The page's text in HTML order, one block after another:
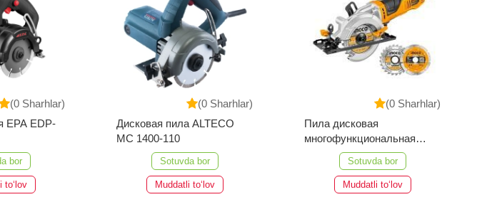
(0 Sharhlar)
EPA EDP-
bor
to‘lov
(0 Sharhlar)
Дисковая пила ALTECO
MC 1400-110
Sotuvda bor
Muddatli to‘lov
(0 Sharhlar)
Пила дисковая
многофункциональная
ingco mfs1251
Sotuvda bor
Muddatli to‘lov